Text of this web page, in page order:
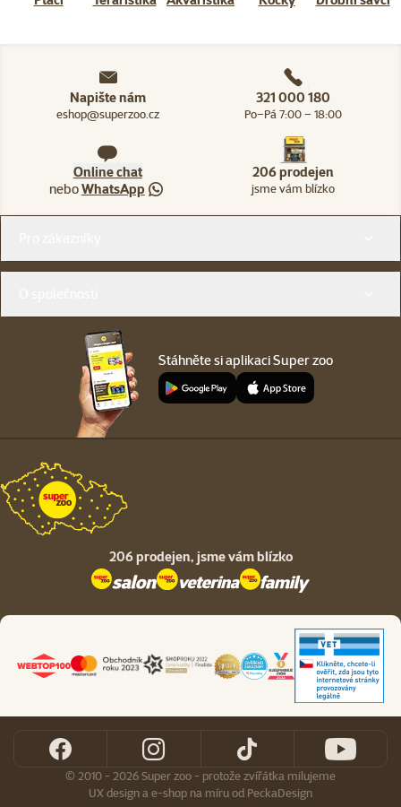
Napište nám
eshop@superzoo.cz
321 000 180
Po–Pá 7:00 – 18:00
Online chat
neboWhatsApp
206 prodejen
jsme vám blízko
Stáhněte si aplikaci Super zoo
206 prodejen, jsme vám blízko
© 2010 - 2026 Super zoo - protože zvířátka milujeme
UX designa e-shop na míruod PeckaDesign